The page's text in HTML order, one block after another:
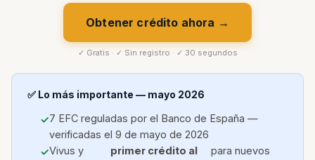
Obtener crédito ahora →
✓ Gratis · ✓ Sin registro · ✓ 30 segundos
✅ Lo más importante — mayo 2026
7 EFC reguladas por el Banco de España —
verificadas el 9 de mayo de 2026
Vivus y
primer crédito al
para nuevos